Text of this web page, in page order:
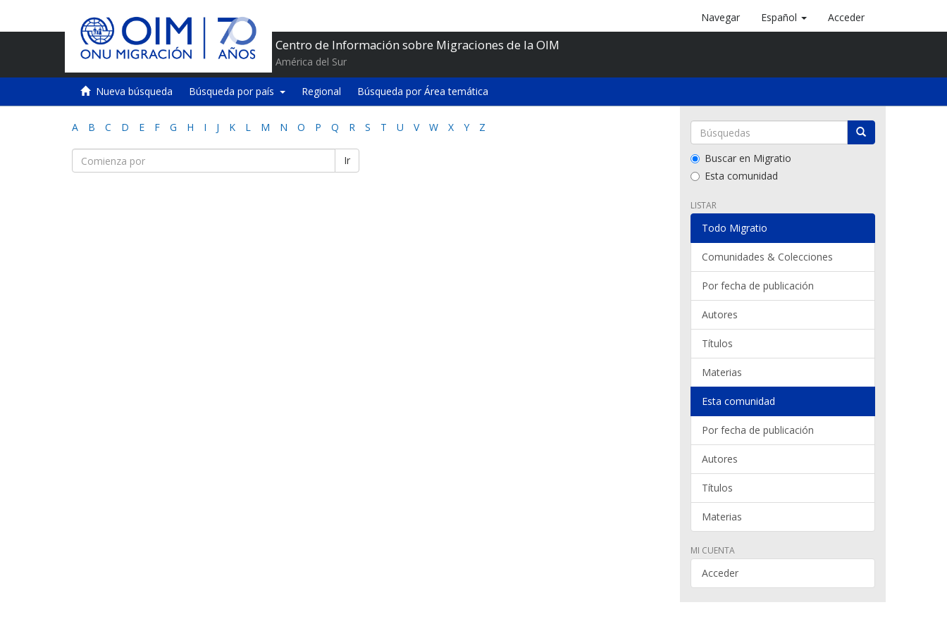
Centro de Información sobre Migraciones de la OIM
América del Sur
Navegar Español Acceder
Nueva búsqueda Búsqueda por país Regional Búsqueda por Área temática
A B C D E F G H I J K L M N O P Q R S T U V W X Y Z
Ir
Buscar en Migratio
Esta comunidad
LISTAR
Todo Migratio
Comunidades & Colecciones
Por fecha de publicación
Autores
Títulos
Materias
Esta comunidad
Por fecha de publicación
Autores
Títulos
Materias
MI CUENTA
Acceder